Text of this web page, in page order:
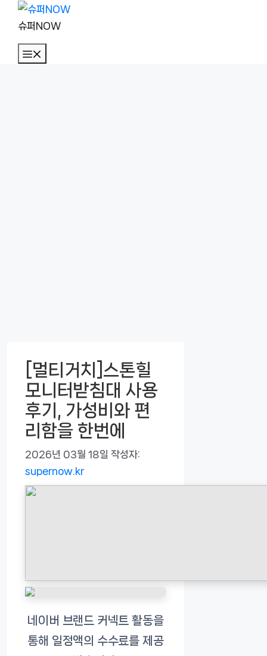
슈퍼NOW
[멀티거치]스톤힐
모니터받침대 사용
후기, 가성비와 편
리함을 한번에
2026년 03월 18일 작성자:
supernow.kr